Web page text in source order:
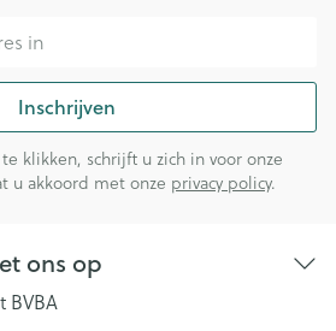
Inschrijven
klikken, schrijft u zich in voor onze
u akkoord met onze privacy policy.
ons op
BVBA